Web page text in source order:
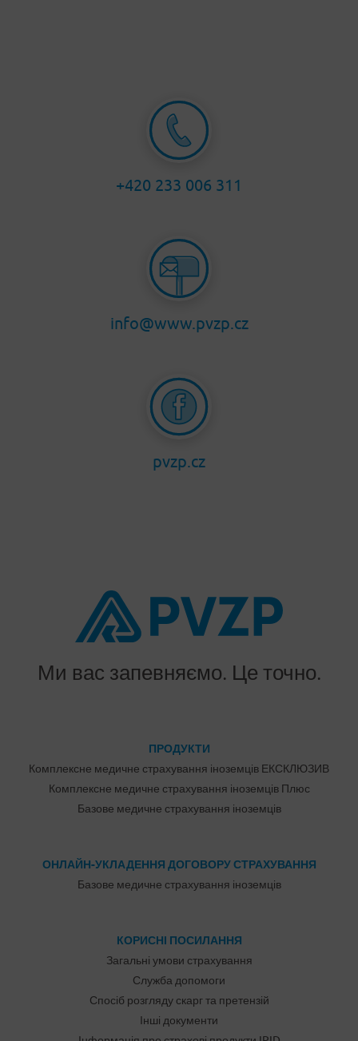
+420 233 006 311
info@www.pvzp.cz
pvzp.cz
Ми вас запевняємо. Це точно.
ПРОДУКТИ
Комплексне медичне страхування іноземців ЕКСКЛЮЗИВ
Комплексне медичне страхування іноземців Плюс
Базове медичне страхування іноземців
ОНЛАЙН-УКЛАДЕННЯ ДОГОВОРУ СТРАХУВАННЯ
Базове медичне страхування іноземців
КОРИСНІ ПОСИЛАННЯ
Загальні умови страхування
Служба допомоги
Спосіб розгляду скарг та претензій
Інші документи